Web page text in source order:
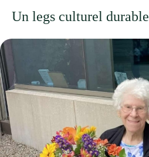
Un legs culturel durable